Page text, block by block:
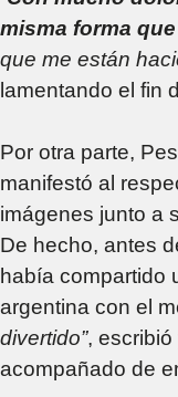
misma forma
que me están
lamentando el fin
Por otra parte,
manifestó al
imágenes junto a
De hecho, antes
había compartido
argentina con el
divertido”, escribió
acompañado de